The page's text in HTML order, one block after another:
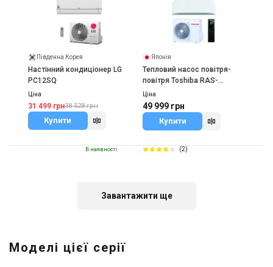
Південна Корея
Настінний кондиціонер LG
PC12SQ
Ціна
31 499 грн38 528 грн
Купити
Японія
Тепловий насос повітря-
повітря Toshiba RAS-
10N4KVRG-UA/RAS-
10N4AVRG-UA
Ціна
49 999 грн
Купити
В наявності (2)
повітря Cooper&Hunter
Daytona White
Завантажити ще
Моделі цієї серії